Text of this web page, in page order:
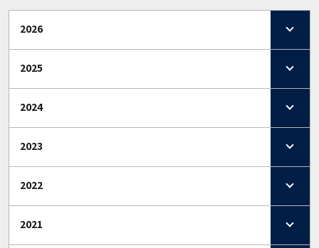
2026
2025
2024
2023
2022
2021